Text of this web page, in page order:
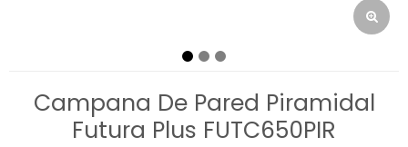
Campana De Pared Piramidal
Futura Plus FUTC650PIR